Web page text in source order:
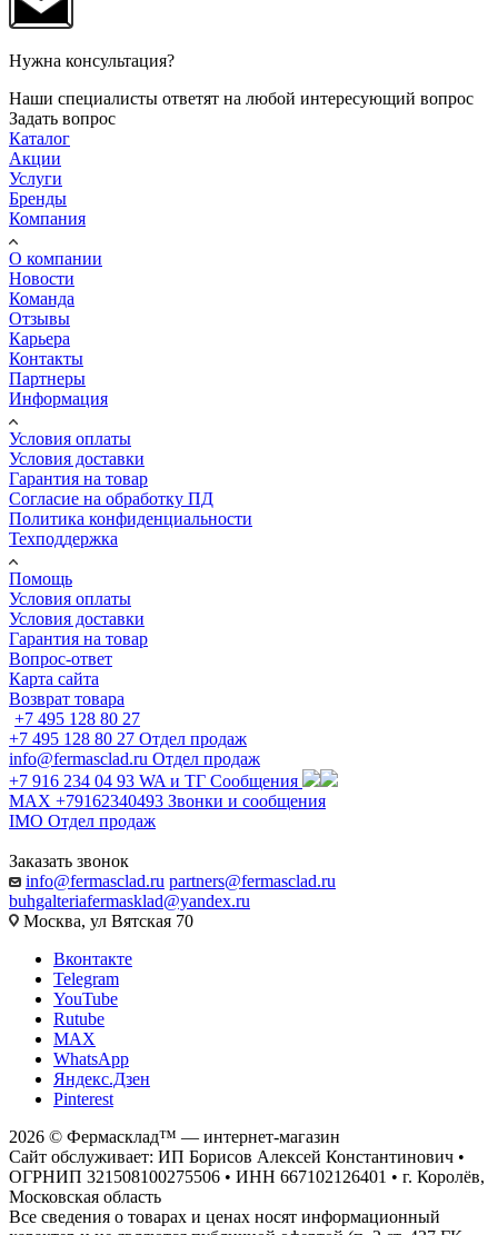
Нужна консультация?
Наши специалисты ответят на любой интересующий вопрос
Задать вопрос
Каталог
Акции
Услуги
Бренды
Компания
О компании
Новости
Команда
Отзывы
Карьера
Контакты
Партнеры
Информация
Условия оплаты
Условия доставки
Гарантия на товар
Согласие на обработку ПД
Политика конфиденциальности
Техподдержка
Помощь
Условия оплаты
Условия доставки
Гарантия на товар
Вопрос-ответ
Карта сайта
Возврат товара
+7 495 128 80 27
+7 495 128 80 27 Отдел продаж
info@fermasclad.ru Отдел продаж
+7 916 234 04 93 WA и ТГ Сообщения
MAX +79162340493 Звонки и сообщения
IMO Отдел продаж
Заказать звонок
info@fermasclad.ru partners@fermasclad.ru
buhgalteriafermasklad@yandex.ru
Москва, ул Вятская 70
Вконтакте
Telegram
YouTube
Rutube
MAX
WhatsApp
Яндекс.Дзен
Pinterest
2026 © Фермасклад™ — интернет-магазин
Сайт обслуживает: ИП Борисов Алексей Константинович •
ОГРНИП 321508100275506 • ИНН 667102126401 • г. Королёв,
Московская область
Все сведения о товарах и ценах носят информационный